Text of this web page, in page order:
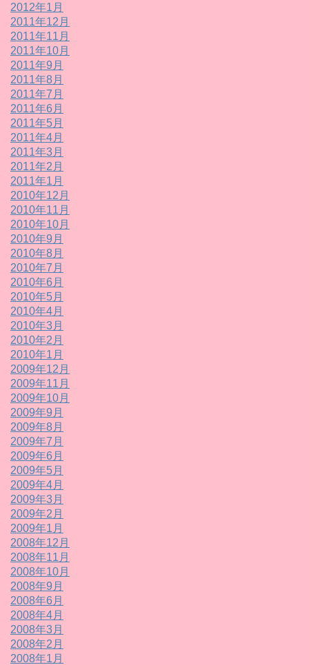
2012年1月
2011年12月
2011年11月
2011年10月
2011年9月
2011年8月
2011年7月
2011年6月
2011年5月
2011年4月
2011年3月
2011年2月
2011年1月
2010年12月
2010年11月
2010年10月
2010年9月
2010年8月
2010年7月
2010年6月
2010年5月
2010年4月
2010年3月
2010年2月
2010年1月
2009年12月
2009年11月
2009年10月
2009年9月
2009年8月
2009年7月
2009年6月
2009年5月
2009年4月
2009年3月
2009年2月
2009年1月
2008年12月
2008年11月
2008年10月
2008年9月
2008年6月
2008年4月
2008年3月
2008年2月
2008年1月